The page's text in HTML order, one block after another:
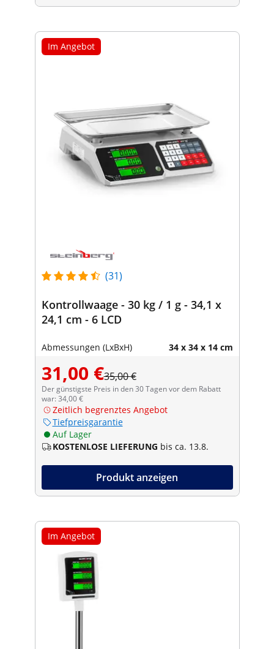
Im Angebot
(31)
Kontrollwaage - 30 kg / 1 g - 34,1 x
24,1 cm - 6 LCD
Abmessungen (LxBxH) 34 x 34 x 14 cm
31,00 €35,00 €
Der günstigste Preis in den 30 Tagen vor dem Rabatt
war: 34,00 €
Zeitlich begrenztes Angebot
Tiefpreisgarantie
Auf Lager
KOSTENLOSE LIEFERUNG bis ca. 13.8.
Produkt anzeigen
Im Angebot